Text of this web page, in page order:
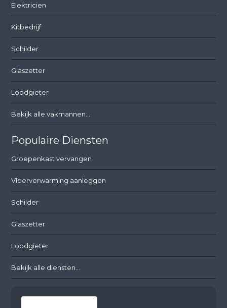
Elektricien
Kitbedrijf
Schilder
Glaszetter
Loodgieter
Bekijk alle vakmannen...
Populaire Diensten
Groepenkast vervangen
Vloerverwarming aanleggen
Schilder
Glaszetter
Loodgieter
Bekijk alle diensten...